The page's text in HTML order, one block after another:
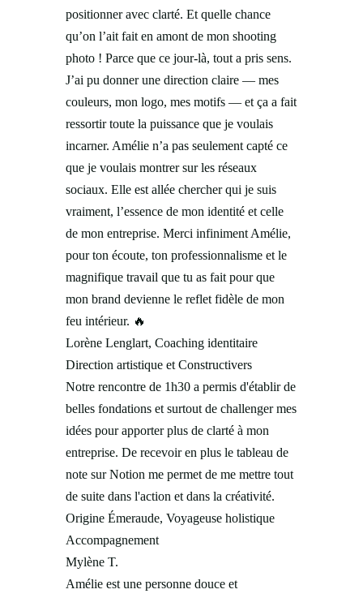
positionner avec clarté. Et quelle chance
qu’on l’ait fait en amont de mon shooting
photo ! Parce que ce jour-là, tout a pris sens.
J’ai pu donner une direction claire — mes
couleurs, mon logo, mes motifs — et ça a fait
ressortir toute la puissance que je voulais
incarner. Amélie n’a pas seulement capté ce
que je voulais montrer sur les réseaux
sociaux. Elle est allée chercher qui je suis
vraiment, l’essence de mon identité et celle
de mon entreprise. Merci infiniment Amélie,
pour ton écoute, ton professionnalisme et le
magnifique travail que tu as fait pour que
mon brand devienne le reflet fidèle de mon
feu intérieur. 🔥
Lorène Lenglart, Coaching identitaire
Direction artistique et Constructivers
Notre rencontre de 1h30 a permis d'établir de
belles fondations et surtout de challenger mes
idées pour apporter plus de clarté à mon
entreprise. De recevoir en plus le tableau de
note sur Notion me permet de me mettre tout
de suite dans l'action et dans la créativité.
Origine Émeraude, Voyageuse holistique
Accompagnement
Mylène T.
Amélie est une personne douce et